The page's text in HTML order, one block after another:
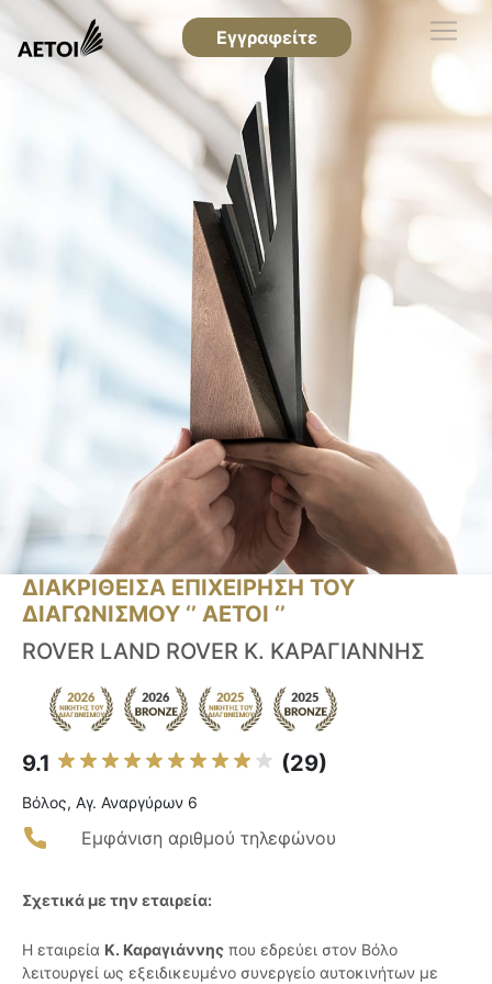
Εγγραφείτε
ΔΙΑΚΡΙΘΕΙΣΑ ΕΠΙΧΕΙΡΗΣΗ ΤΟΥ
ΔΙΑΓΩΝΙΣΜΟΥ ‘’ ΑΕΤΟΙ ‘’
ROVER LAND ROVER Κ. ΚΑΡΑΓΙΑΝΝΗΣ
9.1 (29)
Βόλος, Αγ. Αναργύρων 6
Εμφάνιση αριθμού τηλεφώνου
Σχετικά με την εταιρεία:
Η εταιρεία Κ. Καραγιάννης που εδρεύει στον Βόλο
λειτουργεί ως εξειδικευμένο συνεργείο αυτοκινήτων με